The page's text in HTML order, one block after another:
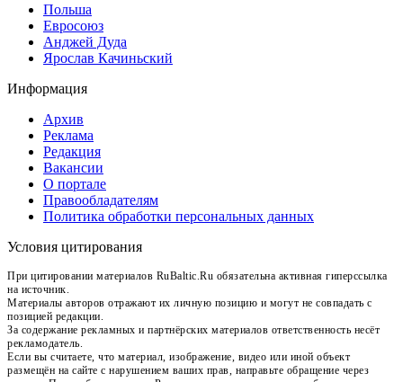
Польша
Евросоюз
Анджей Дуда
Ярослав Качиньский
Информация
Архив
Реклама
Редакция
Вакансии
О портале
Правообладателям
Политика обработки персональных данных
Условия цитирования
При цитировании материалов RuBaltic.Ru обязательна активная гиперссылка
на источник.
Материалы авторов отражают их личную позицию и могут не совпадать с
позицией редакции.
За содержание рекламных и партнёрских материалов ответственность несёт
рекламодатель.
Если вы считаете, что материал, изображение, видео или иной объект
размещён на сайте с нарушением ваших прав, направьте обращение через